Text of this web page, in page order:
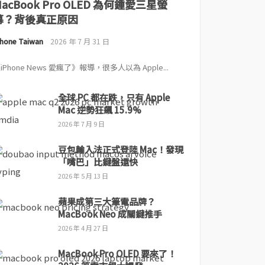
Pro OLED 為何鍾愛三星螢
？背後真正原因
Taiwan 2026 年 7 月 31 日
News 愛瘋了》報導，很多人以為 Apple...
全球 PC 都在跌，只有 Apple
Mac 逆勢狂飆 15.9%
2026 年 7 月 9 日
豆包輸入法正式登陸 Mac！發現
「嘴巴」比鍵盤還快
2026 年 5 月 13 日
蘋果成第三大筆電品牌？
MacBook Neo 成關鍵推手
2026 年 4 月 27 日
MacBook Pro OLED 要來了！